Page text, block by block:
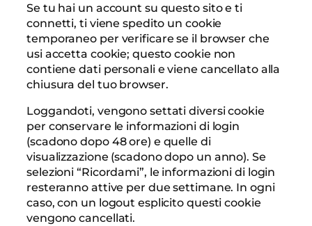
Se tu hai un account su questo sito e ti
connetti, ti viene spedito un cookie
temporaneo per verificare se il browser che
usi accetta cookie; questo cookie non
contiene dati personali e viene cancellato alla
chiusura del tuo browser.
Loggandoti, vengono settati diversi cookie
per conservare le informazioni di login
(scadono dopo 48 ore) e quelle di
visualizzazione (scadono dopo un anno). Se
selezioni “Ricordami”, le informazioni di login
resteranno attive per due settimane. In ogni
caso, con un logout esplicito questi cookie
vengono cancellati.